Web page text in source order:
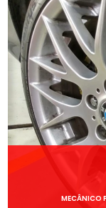
MECÂNICO